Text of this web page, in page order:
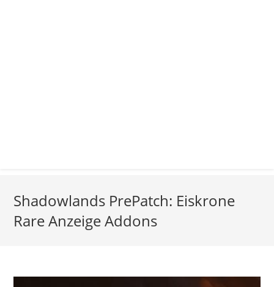
Shadowlands PrePatch: Eiskrone
Rare Anzeige Addons